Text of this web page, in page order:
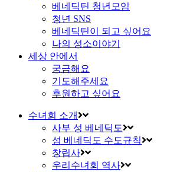
베네딕틴 청년모임
청년 SNS
베네딕틴이 되고 싶어요
나의 성소이야기
세상 안에서
궁금해요
기도해주세요
후원하고 싶어요
수녀회 소개
사부 성 베네딕도
성 베네딕도 수도규칙
창립사
우리수녀회 역사